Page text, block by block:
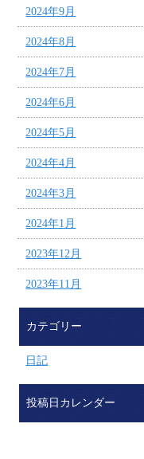
2024年9月
2024年8月
2024年7月
2024年6月
2024年5月
2024年4月
2024年3月
2024年1月
2023年12月
2023年11月
カテゴリー
日記
投稿日カレンダー